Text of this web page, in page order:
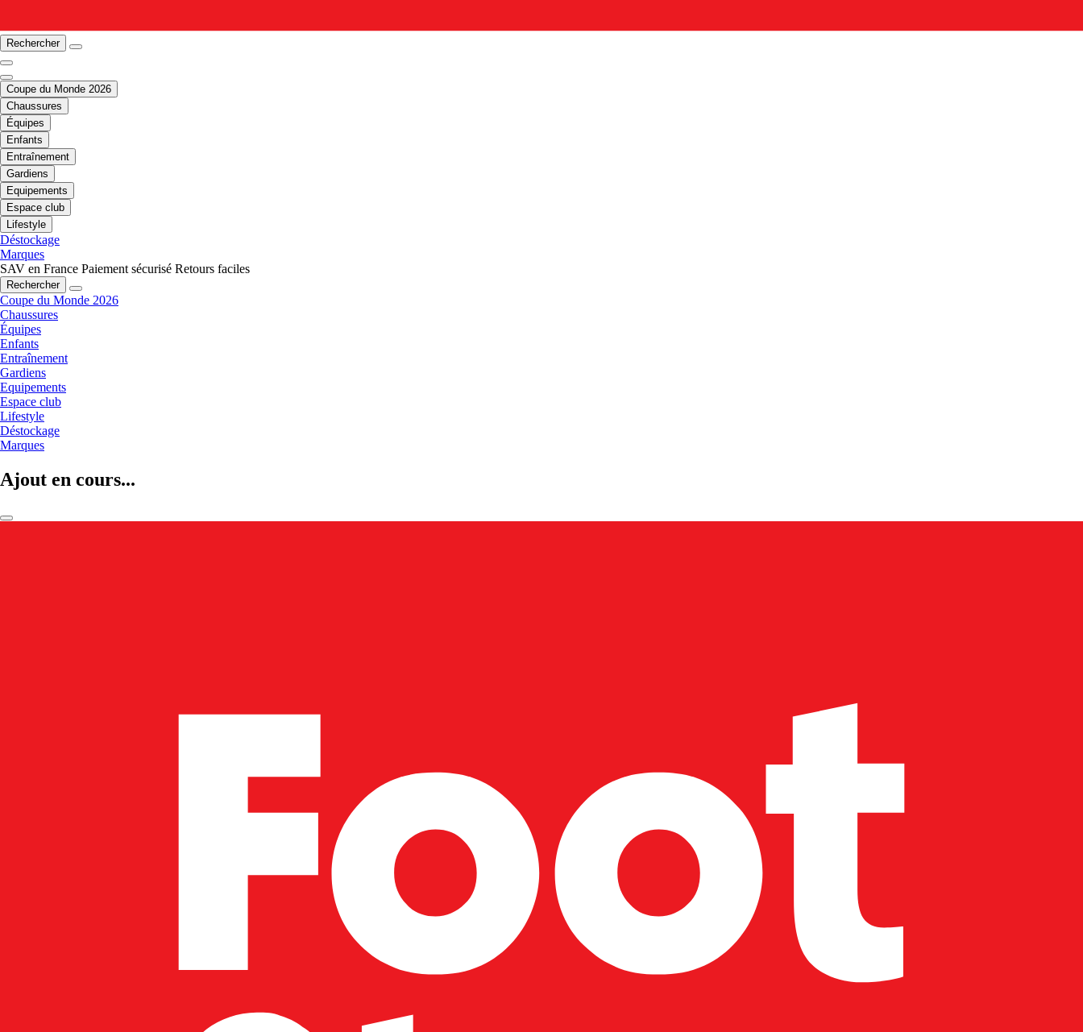
Rechercher
Coupe du Monde 2026
Chaussures
Équipes
Enfants
Entraînement
Gardiens
Equipements
Espace club
Lifestyle
Déstockage
Marques
SAV en France Paiement sécurisé Retours faciles
Rechercher
Coupe du Monde 2026
Chaussures
Équipes
Enfants
Entraînement
Gardiens
Equipements
Espace club
Lifestyle
Déstockage
Marques
Ajout en cours...